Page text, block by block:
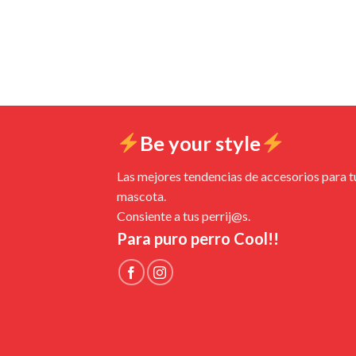
Be your style
Las mejores tendencias de accesorios para
mascota.
Consiente a tus perrij@s.
Para puro perro Cool!!